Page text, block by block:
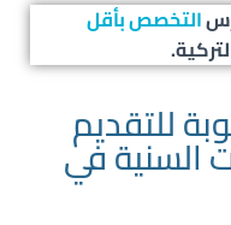
التخصص بأقل
للتقديم
السنية في